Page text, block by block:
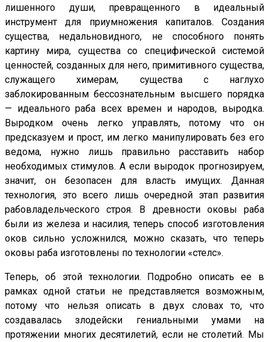
лишенного души, превращенного в идеальный
инструмент для приумножения капиталов. Создания
существа, недальновидного, не способного понять
картину мира, существа со специфической системой
ценностей, созданных для него, примитивного существа,
служащего химерам, существа с наглухо
заблокированным бессознательным высшего порядка
— идеального раба всех времен и народов, выродка.
Выродком очень легко управлять, потому что он
предсказуем и прост, им легко манипулировать без его
ведома, нужно лишь правильно расставить набор
необходимых стимулов. А если выродок прогнозируем,
значит, он безопасен для власть имущих. Данная
технология, это всего лишь очередной этап развития
рабовладельческого строя. В древности оковы раба
были из железа и насилия, теперь способ изготовления
оков сильно усложнился, можно сказать, что теперь
оковы раба изготовлены по технологии «стелс».
Теперь, об этой технологии. Подробно описать ее в
рамках одной статьи не представляется возможным,
потому что нельзя описать в двух словах то, что
создавалась злодейски гениальными умами на
протяжении многих десятилетий, если не столетий. Мы